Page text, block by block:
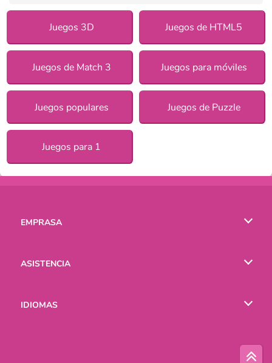
Juegos 3D Juegos de HTML5
Juegos de Match 3 Juegos para móviles
Juegos populares Juegos de Puzzle
Juegos para 1
EMPRASA
ASISTENCIA
IDIOMAS